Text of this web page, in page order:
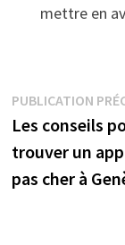
mettre en
de
l’article
PUBLICATION
Les conseils
trouver un
pas cher à